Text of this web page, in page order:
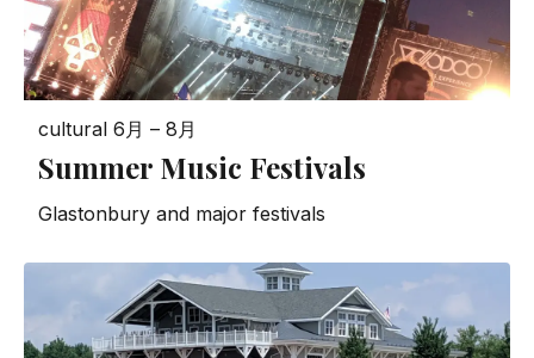
cultural 6月 – 8月
Summer Music Festivals
Glastonbury and major festivals